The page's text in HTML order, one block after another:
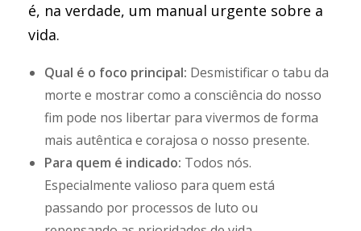
é, na verdade, um manual urgente sobre a
vida.
Qual é o foco principal: Desmistificar o tabu da
morte e mostrar como a consciência do nosso
fim pode nos libertar para vivermos de forma
mais autêntica e corajosa o nosso presente.
Para quem é indicado: Todos nós.
Especialmente valioso para quem está
passando por processos de luto ou